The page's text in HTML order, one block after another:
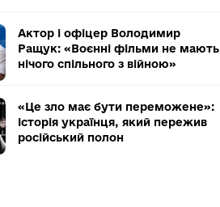
Актор і офіцер Володимир
Ращук: «Воєнні фільми не мають
нічого спільного з війною»
«Це зло має бути переможене»:
історія українця, який пережив
російський полон